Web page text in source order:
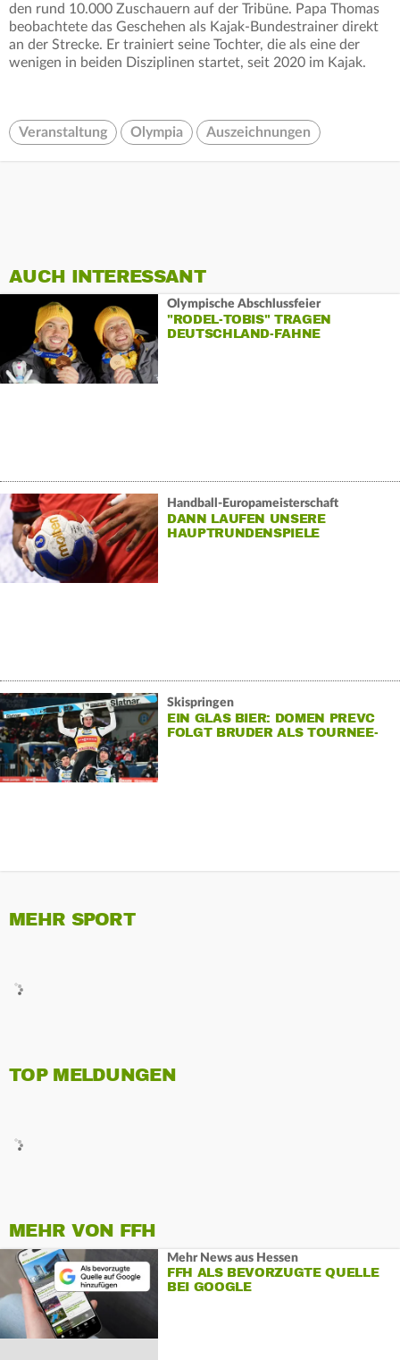
den rund 10.000 Zuschauern auf der Tribüne. Papa Thomas
beobachtete das Geschehen als Kajak-Bundestrainer direkt
an der Strecke. Er trainiert seine Tochter, die als eine der
wenigen in beiden Disziplinen startet, seit 2020 im Kajak.
Veranstaltung Olympia Auszeichnungen
AUCH INTERESSANT
Olympische Abschlussfeier
"RODEL-TOBIS" TRAGEN
DEUTSCHLAND-FAHNE
Handball-Europameisterschaft
DANN LAUFEN UNSERE
HAUPTRUNDENSPIELE
Skispringen
EIN GLAS BIER: DOMEN PREVC
FOLGT BRUDER ALS TOURNEE-
MEHR SPORT
TOP MELDUNGEN
MEHR VON FFH
Mehr News aus Hessen
FFH ALS BEVORZUGTE QUELLE
BEI GOOGLE